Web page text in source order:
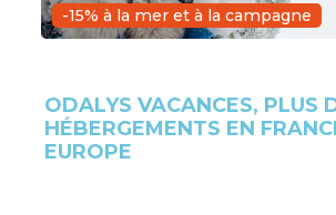
-15% à la mer et à la campagne
ODALYS VACANCES, PLUS
HÉBERGEMENTS EN
EUROPE